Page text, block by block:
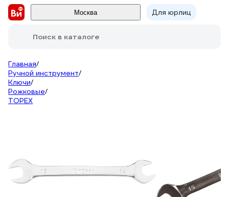
Москва Для юрлиц
Поиск в каталоге
Главная/
Ручной инструмент/
Ключи/
Рожковые/
TOPEX